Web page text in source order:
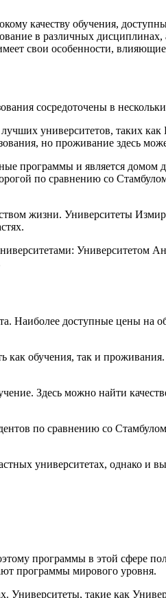
качеству обучения,
в различных дисциплинах,
свои особенности,
сосредоточены в
университетов, таких как
но проживание здесь
программы и является домом
по сравнению со
жизни. Университеты
Университетом
Наиболее доступные цены на
как обучения, так и
Здесь можно найти
по сравнению со
университетах, однако и
программы в этой сфере
программы мирового уровня.
Университеты, такие как